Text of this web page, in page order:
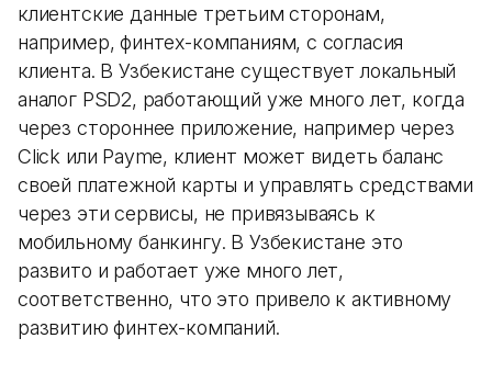
клиентские данные третьим сторонам,
например, финтех-компаниям, с согласия
клиента. В Узбекистане существует локальный
аналог PSD2, работающий уже много лет, когда
через стороннее приложение, например через
Click или Payme, клиент может видеть баланс
своей платежной карты и управлять средствами
через эти сервисы, не привязываясь к
мобильному банкингу. В Узбекистане это
развито и работает уже много лет,
соответственно, что это привело к активному
развитию финтех-компаний.